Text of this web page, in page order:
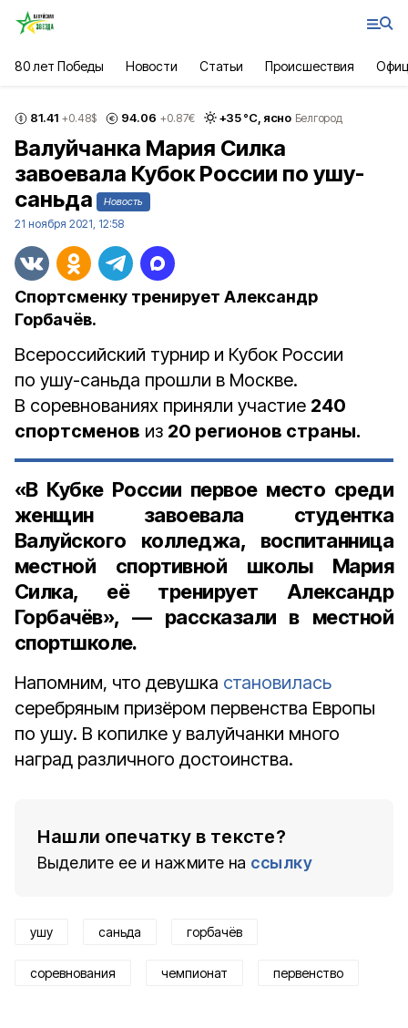
80 лет Победы Новости Статьи Происшествия
81.41 +0.48$ 94.06 +0.87€ +35°С, ясно Белгород
Валуйчанка Мария Силка
завоевала Кубок России по ушу-
саньда
Новость
21 ноября 2021, 12:58
Спортсменку тренирует Александр
Горбачёв.
Всероссийский турнир и Кубок России
по ушу-саньда прошли в Москве.
В соревнованиях приняли участие 240
спортсменов из 20 регионов страны.
«В Кубке России первое место среди
женщин завоевала студентка
Валуйского колледжа, воспитанница
местной спортивной школы Мария
Силка, её тренирует Александр
Горбачёв», — рассказали в местной
спортшколе.
Напомним, что девушка становилась
серебряным призёром первенства Европы
по ушу. В копилке у валуйчанки много
наград различного достоинства.
Нашли опечатку в тексте?
Выделите ее и нажмите на ссылку
ушу саньда горбачёв
соревнования чемпионат первенство